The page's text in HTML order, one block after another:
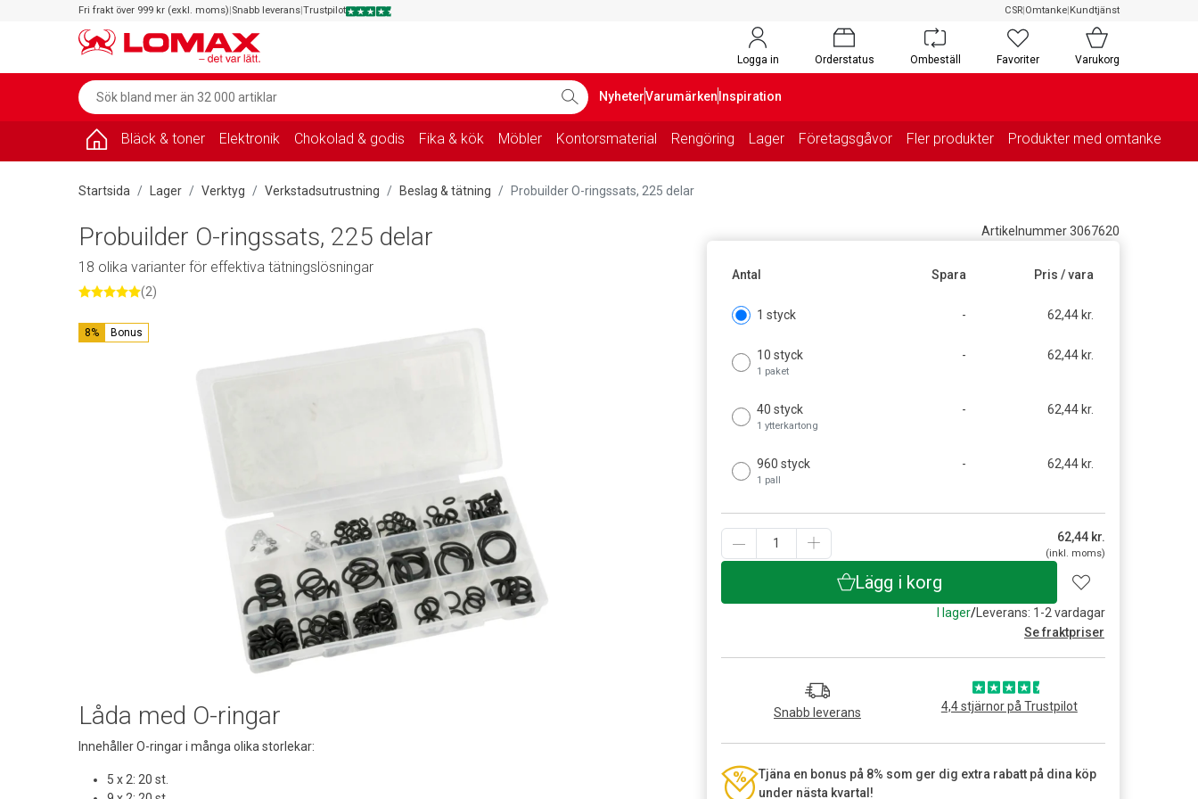
Fri frakt över 999 kr (exkl. moms)|Snabb leverans|Trustpilot CSR|Omtanke|Kundtjänst
Logga in Orderstatus Ombeställ Favoriter Varukorg
NyheterVarumärken Inspiration
Bläck & toner Elektronik Chokolad & godis Fika & kök Möbler Kontorsmaterial Rengöring Lager Företagsgåvor Fler produkter Produkter med omtanke
Startsida Lager Verktyg Verkstadsutrustning Beslag & tätning Probuilder O-ringssats, 225 delar
8% Bonus
Låda med O-ringar
Innehåller O-ringar i många olika storlekar:
5 x 2: 20 st.
Artikelnummer 3067620
Antal Spara Pris / vara
1 styck - 62,44 kr.
10 styck
1 paket
- 62,44 kr.
40 styck
1 ytterkartong
- 62,44 kr.
960 styck
1 pall
- 62,44 kr.
62,44kr.
(inkl. moms)
Lägg i korg
I lager/Leverans: 1-2 vardagar
Se fraktpriser
Snabb leverans 4,4 stjärnor på Trustpilot
Tjäna en bonus på 8% som ger dig extra rabatt på dina köp
under nästa kvartal!
Probuilder O-ringssats, 225 delar
18 olika varianter för effektiva tätningslösningar
(2)